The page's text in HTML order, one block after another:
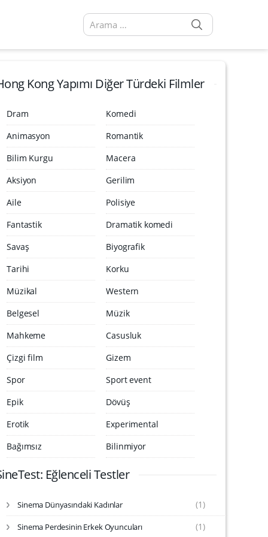
Arama sonuçları:
Kong Yapımı Diğer Türdeki Filmler
Dram
Komedi
Animasyon
Romantik
Bilim Kurgu
Macera
Aksiyon
Gerilim
Aile
Polisiye
Fantastik
Dramatik komedi
Savaş
Biyografik
Tarihi
Korku
Müzikal
Western
Belgesel
Müzik
Mahkeme
Casusluk
Çizgi film
Gizem
Spor
Sport event
Epik
Dövüş
Erotik
Experimental
Bağımsız
Bilinmiyor
Eğlenceli Testler
Sinema Dünyasındaki Kadınlar (1)
Sinema Perdesinin Erkek Oyuncuları (1)